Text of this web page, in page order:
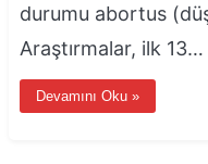
durumu abortus
Araştırmalar, ilk 13…
Devamını Oku »